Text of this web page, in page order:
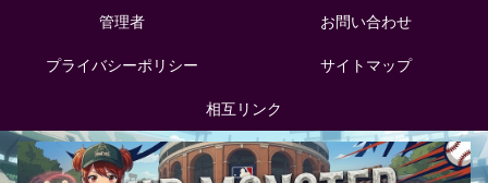
管理者 お問い合わせ
プライバシーポリシー サイトマップ
相互リンク